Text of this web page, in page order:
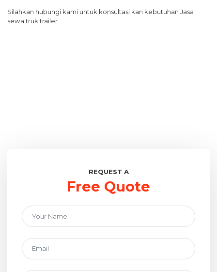
Silahkan hubungi kami untuk konsultasi kan kebutuhan Jasa
sewa truk trailer
REQUEST A
Free Quote